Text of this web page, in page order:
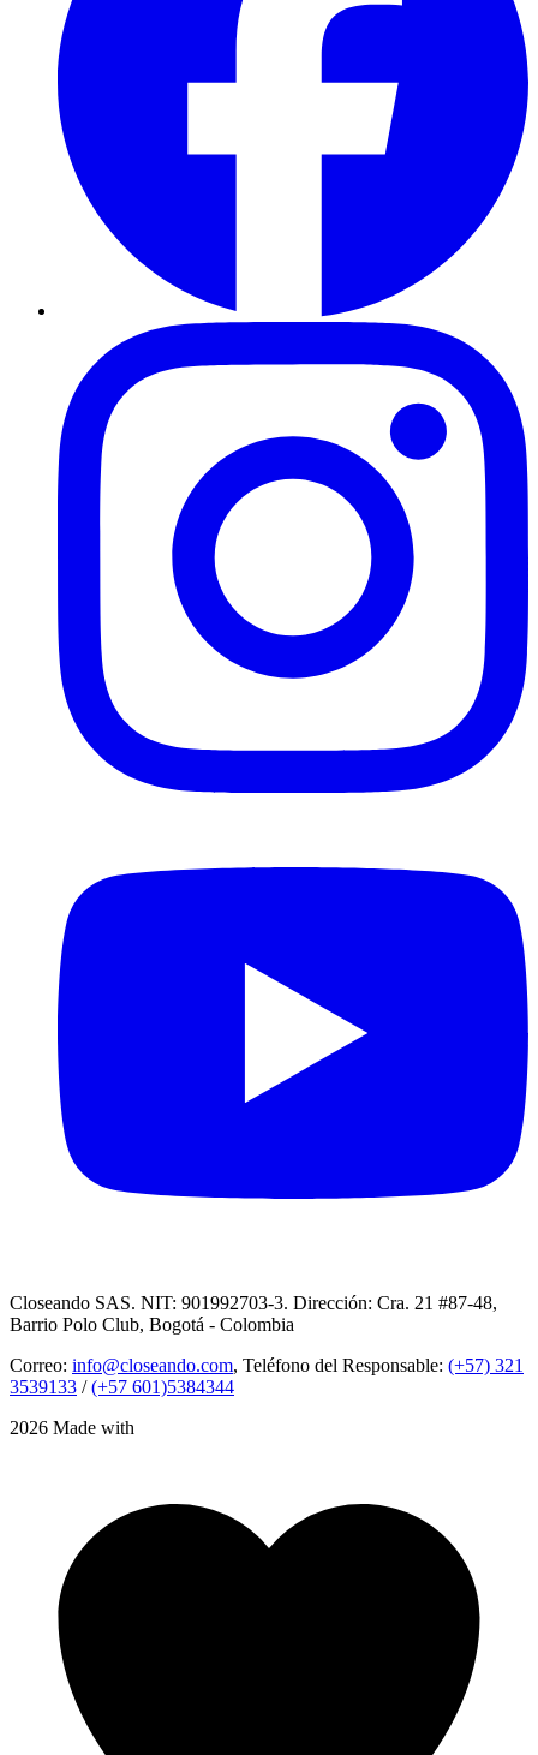
Closeando SAS. NIT: 901992703-3. Dirección: Cra. 21 #87-48,
Barrio Polo Club, Bogotá - Colombia
Correo: info@closeando.com, Teléfono del Responsable: (+57) 321
3539133 /(+57 601)5384344
2026 Made with